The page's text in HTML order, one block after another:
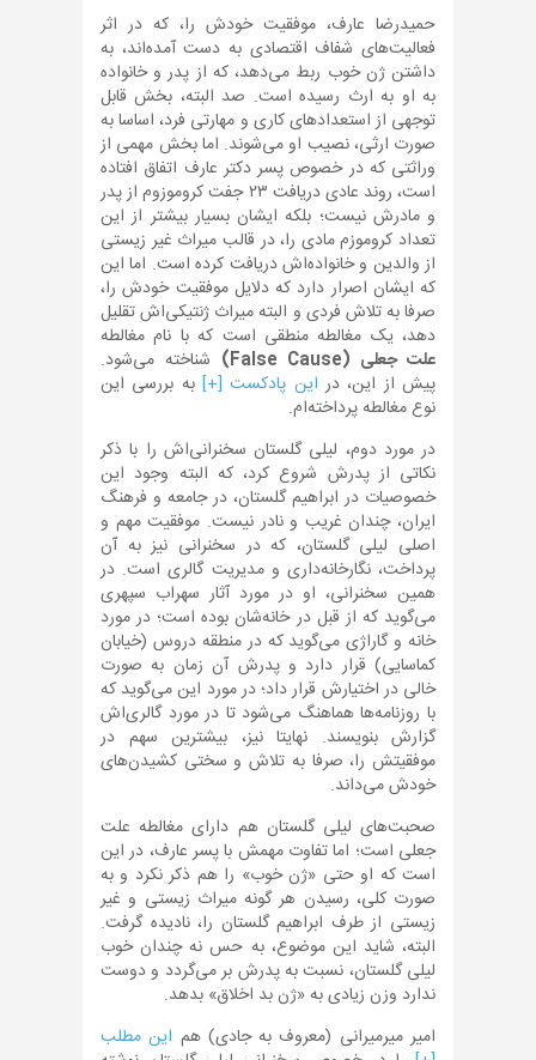
حمیدرضا عارف، موفقیت خودش را، که در اثر
فعالیت‌های شفاف اقتصادی به دست آمده‌اند، به
داشتن ژن خوب ربط می‌دهد، که از پدر و خانواده
به او به ارث رسیده است. صد البته، بخش قابل
توجهی از استعدادهای کاری و مهارتی فرد، اساسا به
صورت ارثی، نصیب او می‌شوند. اما بخش مهمی از
وراثتی که در خصوص پسر دکتر عارف اتفاق افتاده
است، روند عادی دریافت ۲۳ جفت کروموزوم از پدر
و مادرش نیست؛ بلکه ایشان بسیار بیشتر از این
تعداد کروموزم مادی را، در قالب میراث غیر زیستی
از والدین و خانواده‌اش دریافت کرده است. اما این
که ایشان اصرار دارد که دلایل موفقیت خودش را،
صرفا به تلاش فردی و البته میراث ژنتیکی‌اش تقلیل
دهد، یک مغالطه منطقی است که با نام مغالطه
علت جعلی (False Cause)
شناخته می‌شود.
پیش از این، در این پادکست [+] به بررسی این
نوع مغالطه پرداخته‌ام.
در مورد دوم، لیلی گلستان سخنرانی‌اش را با ذکر
نکاتی از پدرش شروع کرد، که البته وجود این
خصوصیات در ابراهیم گلستان، در جامعه و فرهنگ
ایران، چندان غریب و نادر نیست. موفقیت مهم و
اصلی لیلی گلستان، که در سخنرانی نیز به آن
پرداخت، نگارخانه‌داری و مدیریت گالری است. در
همین سخنرانی، او در مورد آثار سهراب سپهری
می‌گوید که از قبل در خانه‌شان بوده است؛ در مورد
خانه و گاراژی می‌گوید که در منطقه دروس (خیابان
کماسایی) قرار دارد و پدرش آن زمان به صورت
خالی در اختیارش قرار داد؛ در مورد این می‌گوید که
با روزنامه‌ها هماهنگ می‌شود تا در مورد گالری‌اش
گزارش بنویسند. نهایتا نیز، بیشترین سهم در
موفقیتش را، صرفا به تلاش و سختی کشیدن‌های
خودش می‌داند.
صحبت‌های لیلی گلستان هم دارای مغالطه علت
جعلی است؛ اما تفاوت مهمش با پسر عارف، در این
است که او حتی «ژن خوب» را هم ذکر نکرد و به
صورت کلی، رسیدن هر گونه میراث زیستی و غیر
زیستی از طرف ابراهیم گلستان را، نادیده گرفت.
البته، شاید این موضوع، به حس نه چندان خوب
لیلی گلستان، نسبت به پدرش بر می‌گردد و دوست
ندارد وزن زیادی به «ژن بد اخلاق» بدهد.
امیر میرمیرانی (معروف به جادی) هم این مطلب